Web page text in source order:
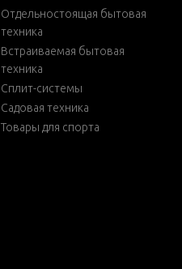
Отдельностоящая бытовая
техника
Встраиваемая бытовая
техника
Сплит-системы
Садовая техника
Товары для спорта